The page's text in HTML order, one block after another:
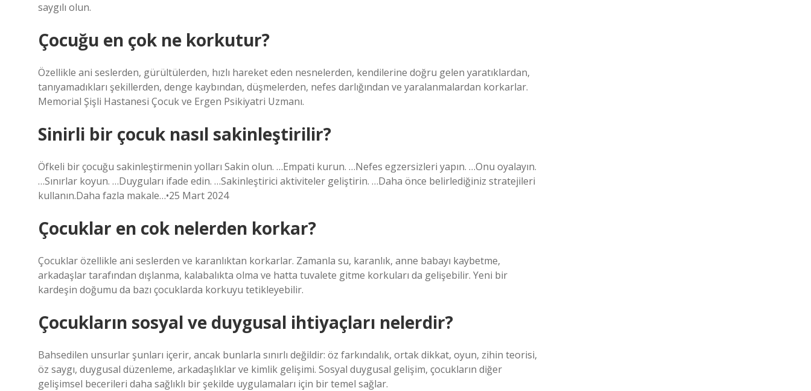
saygılı olun.
Çocuğu en çok ne korkutur?
Özellikle ani seslerden, gürültülerden, hızlı hareket eden nesnelerden, kendilerine doğru gelen yaratıklardan,
tanıyamadıkları şekillerden, denge kaybından, düşmelerden, nefes darlığından ve yaralanmalardan korkarlar.
Memorial Şişli Hastanesi Çocuk ve Ergen Psikiyatri Uzmanı.
Sinirli bir çocuk nasıl sakinleştirilir?
Öfkeli bir çocuğu sakinleştirmenin yolları Sakin olun. …Empati kurun. …Nefes egzersizleri yapın. …Onu oyalayın.
…Sınırlar koyun. …Duyguları ifade edin. …Sakinleştirici aktiviteler geliştirin. …Daha önce belirlediğiniz stratejileri
kullanın.Daha fazla makale…•25 Mart 2024
Çocuklar en cok nelerden korkar?
Çocuklar özellikle ani seslerden ve karanlıktan korkarlar. Zamanla su, karanlık, anne babayı kaybetme,
arkadaşlar tarafından dışlanma, kalabalıkta olma ve hatta tuvalete gitme korkuları da gelişebilir. Yeni bir
kardeşin doğumu da bazı çocuklarda korkuyu tetikleyebilir.
Çocukların sosyal ve duygusal ihtiyaçları nelerdir?
Bahsedilen unsurlar şunları içerir, ancak bunlarla sınırlı değildir: öz farkındalık, ortak dikkat, oyun, zihin teorisi,
öz saygı, duygusal düzenleme, arkadaşlıklar ve kimlik gelişimi. Sosyal duygusal gelişim, çocukların diğer
gelişimsel becerileri daha sağlıklı bir şekilde uygulamaları için bir temel sağlar.